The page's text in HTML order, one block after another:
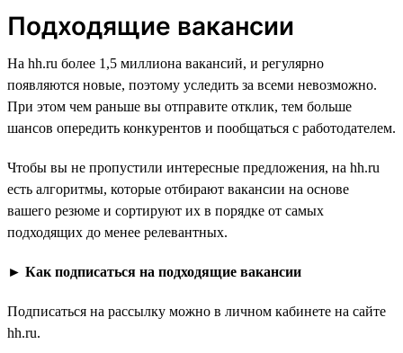
Подходящие вакансии
На hh.ru более 1,5 миллиона вакансий, и регулярно
появляются новые, поэтому уследить за всеми невозможно.
При этом чем раньше вы отправите отклик, тем больше
шансов опередить конкурентов и пообщаться с работодателем.
Чтобы вы не пропустили интересные предложения, на hh.ru
есть алгоритмы, которые отбирают вакансии на основе
вашего резюме и сортируют их в порядке от самых
подходящих до менее релевантных.
► Как подписаться на подходящие вакансии
Подписаться на рассылку можно в личном кабинете на сайте
hh.ru.